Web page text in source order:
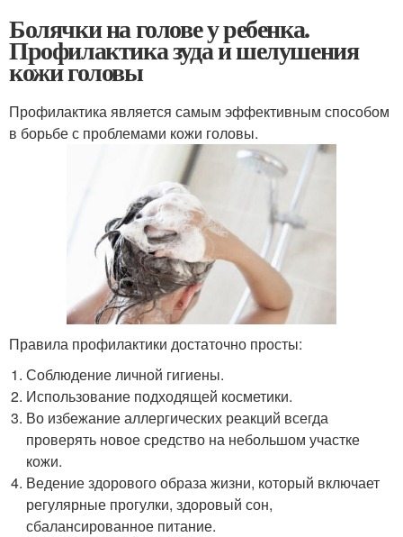
Болячки на голове у ребенка.
Профилактика зуда и шелушения
кожи головы
Профилактика является самым эффективным способом
в борьбе с проблемами кожи головы.
Правила профилактики достаточно просты:
Соблюдение личной гигиены.
Использование подходящей косметики.
Во избежание аллергических реакций всегда
проверять новое средство на небольшом участке
кожи.
Ведение здорового образа жизни, который включает
регулярные прогулки, здоровый сон,
сбалансированное питание.